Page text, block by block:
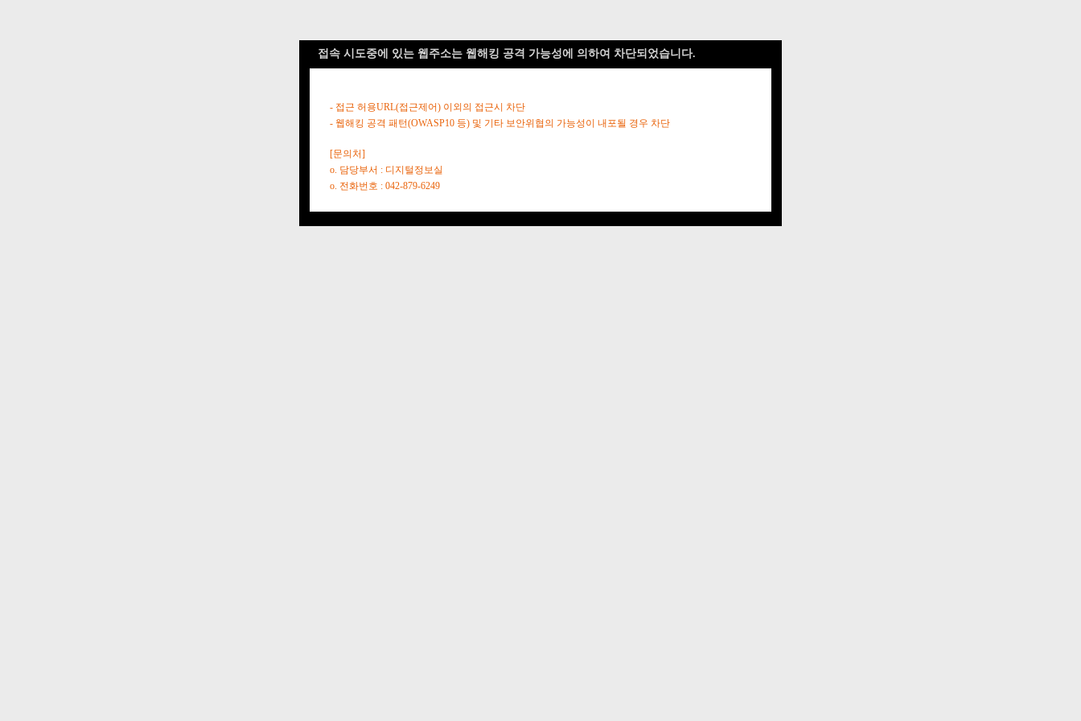
접속 시도중에 있는 웹주소는 웹해킹 공격 가능성에 의하여 차단되었습니다.
- 접근 허용URL(접근제어) 이외의 접근시 차단
- 웹해킹 공격 패턴(OWASP10 등) 및 기타 보안위협의 가능성이 내포될 경우 차단
[문의처]
o. 담당부서 : 디지털정보실
o. 전화번호 : 042-879-6249